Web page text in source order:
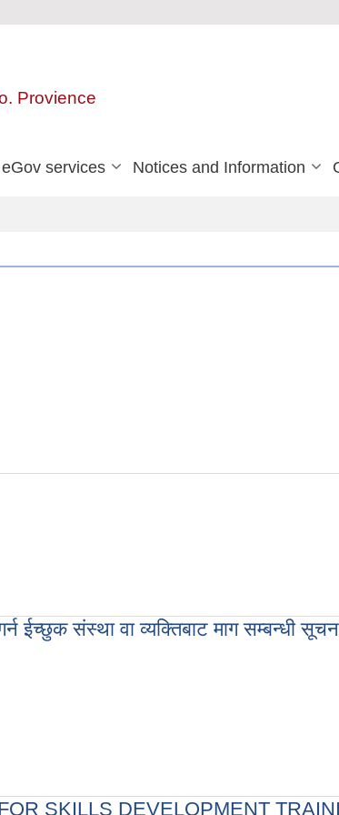
Provience
eGov services Notices and Information
ईच्छुक संस्था वा व्यक्तिबाट माग सम्बन्धी
SKILLS DEVELOPMENT